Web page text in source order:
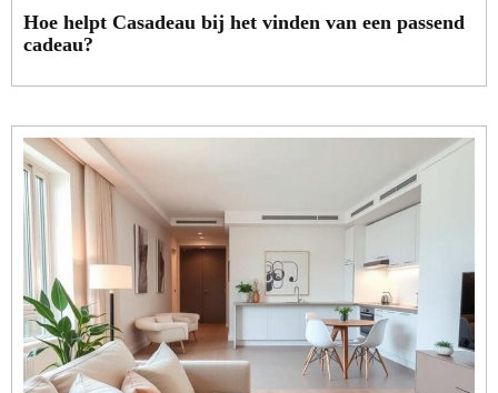
Hoe helpt Casadeau bij het vinden van een passend
cadeau?